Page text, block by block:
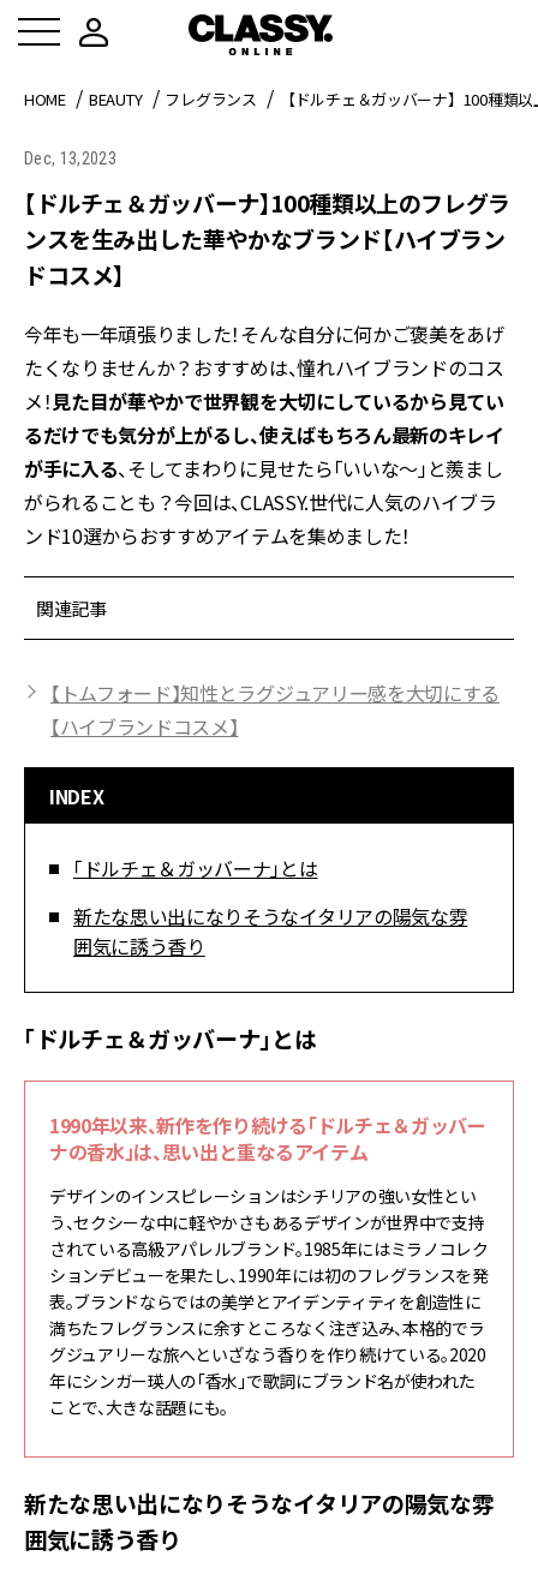
HOME BEAUTY フレグランス 【ドルチェ＆ガッバーナ】100種類
Dec, 13,2023
【ドルチェ＆ガッバーナ】100種類以上のフレグラ
ンスを生み出した華やかなブランド【ハイブラン
ドコスメ】
今年も一年頑張りました！そんな自分に何かご褒美をあげ
たくなりませんか？おすすめは、憧れハイブランドのコス
メ！見た目が華やかで世界観を大切にしているから見てい
るだけでも気分が上がるし、使えばもちろん最新のキレイ
が手に入る、そしてまわりに見せたら「いいな～」と羨まし
がられることも？今回は、CLASSY.世代に人気のハイブラ
ンド10選からおすすめアイテムを集めました！
関連記事
【トムフォード】知性とラグジュアリー感を大切にする
【ハイブランドコスメ】
INDEX
「ドルチェ＆ガッバーナ」とは
新たな思い出になりそうなイタリアの陽気な雰
囲気に誘う香り
「ドルチェ＆ガッバーナ」とは
1990年以来、新作を作り続ける「ドルチェ＆ガッバー
ナの香水」は、思い出と重なるアイテム
デザインのインスピレーションはシチリアの強い女性とい
う、セクシーな中に軽やかさもあるデザインが世界中で支持
されている高級アパレルブランド。1985年にはミラノコレク
ションデビューを果たし、1990年には初のフレグランスを発
表。ブランドならではの美学とアイデンティティを創造性に
満ちたフレグランスに余すところなく注ぎ込み、本格的でラ
グジュアリーな旅へといざなう香りを作り続けている。2020
年にシンガー瑛人の「香水」で歌詞にブランド名が使われた
ことで、大きな話題にも。
新たな思い出になりそうなイタリアの陽気な雰
囲気に誘う香り